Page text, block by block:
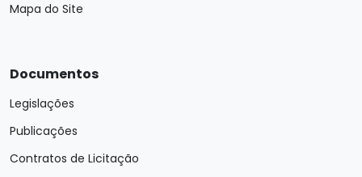
Mapa do Site
Documentos
Legislações
Publicações
Contratos de Licitação